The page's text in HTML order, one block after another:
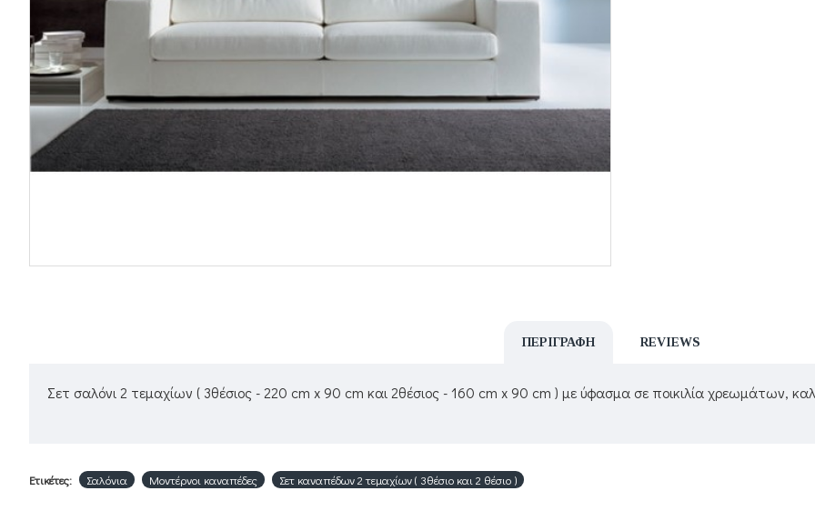
ΠΕΡΙΓΡΑΦΉ REVIEWS
Σετ σαλόνι 2 τεμαχίων ( 3θέσιος - 220 cm x 90 cm και 2θέσιος - 160 cm x 90 cm ) με ύφασμα σε ποικιλία χρεωμάτων,
Ετικέτες: Σαλόνια Μοντέρνοι καναπέδες Σετ καναπέδων 2 τεμαχίων ( 3θέσιο και 2 θέσιο )